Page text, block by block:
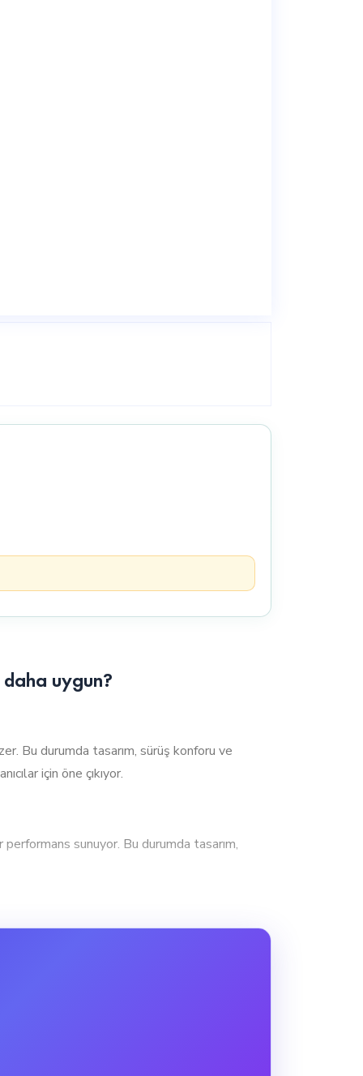
uygun?
Bu durumda tasarım, sürüş konforu ve
için öne çıkıyor.
sunuyor. Bu durumda tasarım,